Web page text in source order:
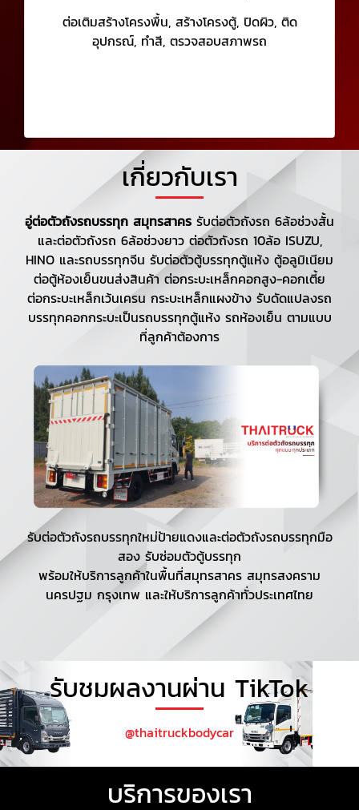
ต่อเติมสร้างโครงพื้น, สร้างโครงตู้, ปิดผิว, ติด
อุปกรณ์, ทำสี, ตรวจสอบสภาพรถ
เกี่ยวกับเรา
อู่ต่อตัวถังรถบรรทุก สมุทรสาคร รับต่อตัวถังรถ 6ล้อช่วงสั้น
และต่อตัวถังรถ 6ล้อช่วงยาว ต่อตัวถังรถ 10ล้อ ISUZU,
HINO และรถบรรทุกจีน รับต่อตัวตู้บรรทุกตู้แห้ง ตู้อลูมิเนียม
ต่อตู้ห้องเย็นขนส่งสินค้า ต่อกระบะเหล็กคอกสูง-คอกเตี้ย
ต่อกระบะเหล็กเว้นเครน กระบะเหล็กแผงข้าง รับดัดแปลงรถ
บรรทุกคอกกระบะเป็นรถบรรทุกตู้แห้ง รถห้องเย็น ตามแบบ
ที่ลูกค้าต้องการ
รับต่อตัวถังรถบรรทุกใหม่ป้ายแดงและต่อตัวถังรถบรรทุกมือ
สอง รับซ่อมตัวตู้บรรทุก
พร้อมให้บริการลูกค้าในพื้นที่สมุทรสาคร สมุทรสงคราม
นครปฐม กรุงเทพ และให้บริการลูกค้าทั่วประเทศไทย
รับชมผลงานผ่าน TikTok
@thaitruckbodycar
บริการของเรา